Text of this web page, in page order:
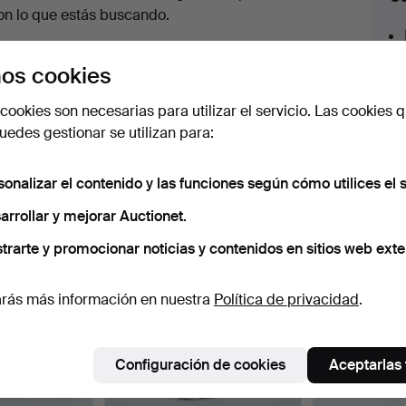
lo que estás buscando.
tan pronto como dispongamos del lote.
archivo que coinciden con tu
cookies
son necesarias para utilizar el servicio. Las cookies
gestionar se utilizan para:
el contenido y las funciones según cómo utilices el
y mejorar Auctionet.
y promocionar noticias y contenidos en sitios web
más información en nuestra Política de privacidad.
Configuración de cookies Aceptarlas